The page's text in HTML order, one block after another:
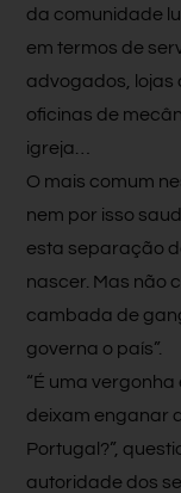
da comunidade
em termos de
advogados, lojas
oficinas de
igreja…
O mais comum
nem por isso
esta separação
nascer. Mas não
cambada de
governa o país”.
“É uma
deixam enganar
Portugal?”,
autoridade dos